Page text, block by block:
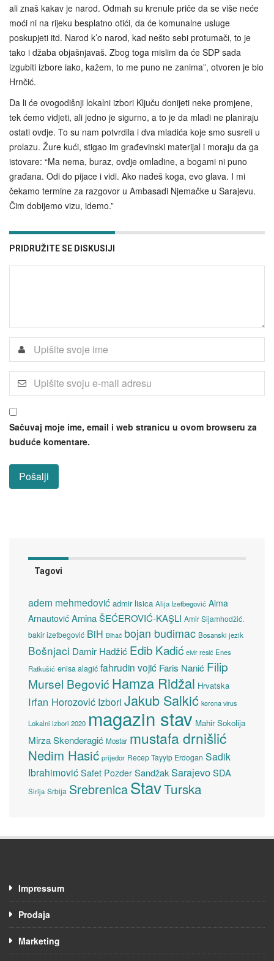
ali znaš kakav je narod. Odmah su krenule priče da se više neće
moći ni na rijeku besplatno otići, da će komunalne usluge
poskupjeti itd. Narod k’o narod, kad nešto sebi protumači, to je
tako i džaba objašnjavaš. Zbog toga mislim da će SDP sada
izgubiti izbore iako, kažem, to me puno ne zanima”, otvoren je bio
Hrnčić.
Da li će ovogodišnji lokalni izbori Ključu donijeti neke promjene,
tek ćemo vidjeti, ali jedno je sigurno, a to je da mladi ne planiraju
ostati ovdje. To su nam potvrdila i dva mladića koje smo susreli u
prolazu. Žure kući, stigao im građevinski materijal i moraju da ga
istovare: “Ma nema, buraz, ovdje omladine, a bogami ni puno
građana. Odi do pijace i vidi. Ako nađeš koga, evo glava. I mi
čekamo termine za razgovor u Ambasadi Njemačke u Sarajevu.
Čim dobijemo vizu, idemo.”
PRIDRUŽITE SE DISKUSIJI
Sačuvaj moje ime, email i web stranicu u ovom browseru za
buduće komentare.
Tagovi
adem mehmedović admir lisica Alija Izetbegović Alma
Arnautović Amina ŠEĆEROVIĆ-KAŞLI Amir Sijamhodžić.
bakir izetbegović BiH Bihać bojan budimac Bosanski jezik
Bošnjaci Damir Hadžić Edib Kadić elvir resić Enes
Ratkušić enisa alagić fahrudin vojić Faris Nanić Filip
Mursel Begović Hamza Ridžal Hrvatska
Irfan Horozović Izbori Jakub Salkić korona virus
Lokalni izbori 2020 magazin stav Mahir Sokolija
Mirza Skenderagić Mostar mustafa drnišlić
Nedim Hasić prijedor Recep Tayyip Erdogan Sadik
Ibrahimović Safet Pozder SandžakSarajevoSDA
Sirija Srbija SrebrenicaStavTurska
Impressum
Prodaja
Marketing